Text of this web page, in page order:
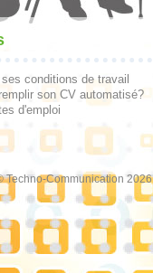
conditions de travail
son CV automatisé?
d'emploi
Techno-Communication 2026